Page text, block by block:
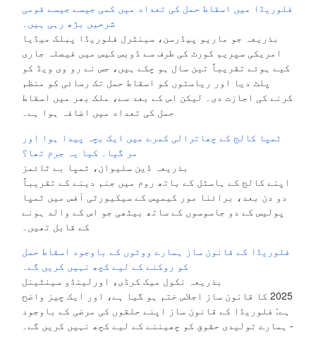
فلوریڈا میں اسقاط حمل کی تعداد میں کمی جیسے جیسے قومی
شرحیں بڑھ رہی ہیں۔
بذریعہ جو ماریو پیڈرسن، سینٹرل فلوریڈا پبلک میڈیا
امریکی سپریم کورٹ کی طرف سے ڈوبس کیس میں فیصلہ جاری
کیے ہوئے تقریباً تین سال ہو چکے ہیں، جس نے رو وی ویڈ کو
پلٹ دیا اور ریاستوں کو اسقاط حمل تک رسائی کو منظم
کرنے کی اجازت دی۔ لیکن اس کے بعد سے، ملک بھر میں اسقاط
حمل کی تعداد میں اضافہ ہوا ہے۔
ٹمپا کالج کے چھاترالی کمرے میں ایک بچہ پیدا ہوا اور
مر گیا۔ کیا یہ جرم تھا؟
بذریعہ ڈین سلیوان، ٹمپا بے ٹائمز
اپنے کالج کے ہاسٹل کے باتھ روم میں جنم دینے کے تقریباً
دو دن بعد، برائنا مور کیمپس کے سیکیورٹی آفس میں ٹمپا
پولیس کے دو جاسوسوں کے ساتھ بیٹھی جو اس کے والد ہونے
کے قابل تھیں۔
فلوریڈا کے قانون ساز ہمارے ووٹوں کے باوجود اسقاط حمل
کو روکنے کے لیے کچھ نہیں کریں گے۔
بذریعہ نکول میک کرڈی، اورلینڈو سینٹینل
2025 کا قانون ساز اجلاس ختم ہو گیا ہے، اور ایک چیز واضح
ہے: فلوریڈا کے قانون ساز اپنے حلقوں کی مرضی کے باوجود
- ہمارے تولیدی حقوق کو چھیننے کے لیے کچھ نہیں کریں گے۔